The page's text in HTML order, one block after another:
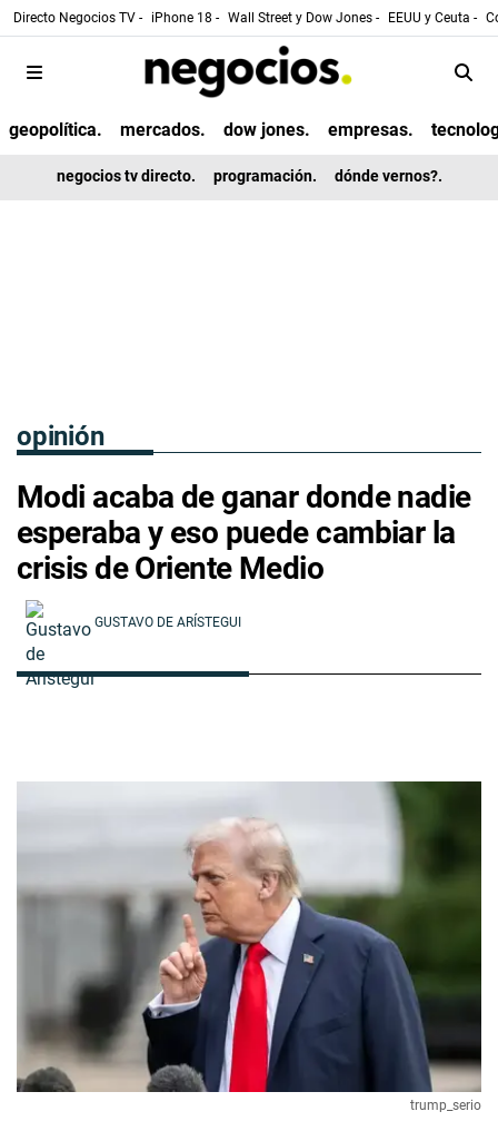
Directo Negocios TV - iPhone 18 - Wall Street y Dow Jones - EEUU y Ceuta -
geopolítica. mercados. dow jones. empresas.
negocios tv directo. programación. dónde vernos?.
opinión
Modi acaba de ganar donde nadie
esperaba y eso puede cambiar la
crisis de Oriente Medio
GUSTAVO DE ARÍSTEGUI
trump_serio